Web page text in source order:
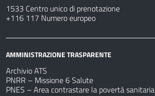
1533 Centro unico di prenotazione
+116 117 Numero europeo
AMMINISTRAZIONE TRASPARENTE
Archivio ATS
PNRR – Missione 6 Salute
PNES – Area contrastare la povertà sanitaria